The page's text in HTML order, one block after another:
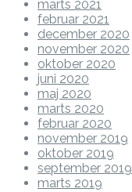
marts 2021
februar 2021
december 2020
november 2020
oktober 2020
juni 2020
maj 2020
marts 2020
februar 2020
november 2019
oktober 2019
september 2019
marts 2019